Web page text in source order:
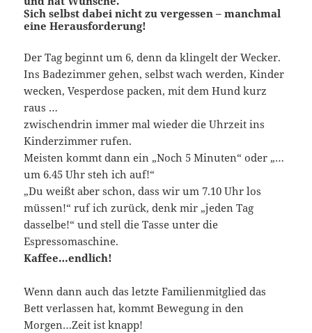
Sich selbst dabei nicht zu vergessen – manchmal
eine Herausforderung!
Der Tag beginnt um 6, denn da klingelt der Wecker.
Ins Badezimmer gehen, selbst wach werden, Kinder
wecken, Vesperdose packen, mit dem Hund kurz
raus …
zwischendrin immer mal wieder die Uhrzeit ins
Kinderzimmer rufen.
Meisten kommt dann ein „Noch 5 Minuten“ oder „…
um 6.45 Uhr steh ich auf!“
„Du weißt aber schon, dass wir um 7.10 Uhr los
müssen!“ ruf ich zurück, denk mir „jeden Tag
dasselbe!“ und stell die Tasse unter die
Espressomaschine.
Kaffee…endlich!
Wenn dann auch das letzte Familienmitglied das
Bett verlassen hat, kommt Bewegung in den
Morgen…Zeit ist knapp!